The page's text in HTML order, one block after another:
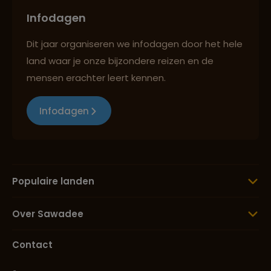
Infodagen
Dit jaar organiseren we infodagen door het hele
land waar je onze bijzondere reizen en de
mensen erachter leert kennen.
Infodagen
Populaire landen
Over Sawadee
Contact